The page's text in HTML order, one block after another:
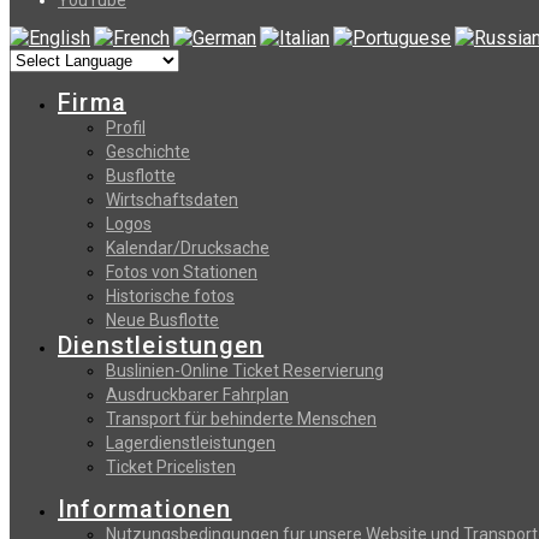
Firma
Profil
Geschichte
Busflotte
Wirtschaftsdaten
Logos
Kalendar/Drucksache
Fotos von Stationen
Historische fotos
Neue Busflotte
Dienstleistungen
Buslinien-Online Ticket Reservierung
Αusdruckbarer Fahrplan
Transport für behinderte Menschen
Lagerdienstleistungen
Ticket Pricelisten
Informationen
Nutzungsbedingungen fur unsere Website und